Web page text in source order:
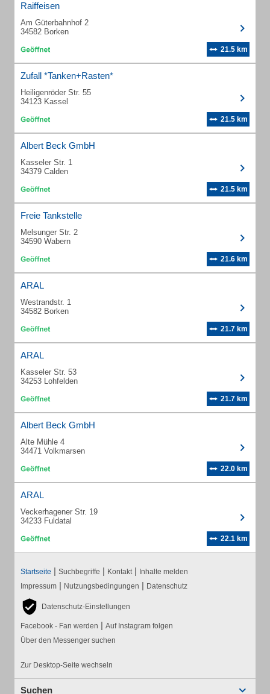
Raiffeisen
Am Güterbahnhof 2
34582 Borken
21.5 km
Zufall *Tanken+Rasten*
Heiligenröder Str. 55
34123 Kassel
21.5 km
Albert Beck GmbH
Kasseler Str. 1
34379 Calden
21.5 km
Freie Tankstelle
Melsunger Str. 2
34590 Wabern
21.6 km
ARAL
Westrandstr. 1
34582 Borken
21.7 km
ARAL
Kasseler Str. 53
34253 Lohfelden
21.7 km
Albert Beck GmbH
Alte Mühle 4
34471 Volkmarsen
22.0 km
ARAL
Veckerhagener Str. 19
34233 Fuldatal
22.1 km
Startseite | Suchbegriffe | Kontakt | Inhalte melden
Impressum | Nutzungsbedingungen | Datenschutz
Datenschutz-Einstellungen
Facebook - Fan werden | Auf Instagram folgen
Über den Messenger suchen
Zur Desktop-Seite wechseln
Suchen